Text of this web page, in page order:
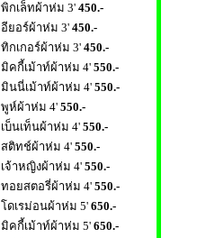
พิกเล็ทผ้าห่ม 3' 450.-
อียอร์ผ้าห่ม 3' 450.-
ทิกเกอร์ผ้าห่ม 3' 450.-
มิคกี้เม้าท์ผ้าห่ม 4' 550.-
มินนี่เม้าท์ผ้าห่ม 4' 550.-
พูห์ผ้าห่ม 4' 550.-
เบ็นเท็นผ้าห่ม 4' 550.-
สติทช์ผ้าห่ม 4' 550.-
เจ้าหญิงผ้าห่ม 4' 550.-
ทอยสตอรี่ผ้าห่ม 4' 550.-
โดเรม่อนผ้าห่ม 5' 650.-
มิคกี้เม้าท์ผ้าห่ม 5' 650.-